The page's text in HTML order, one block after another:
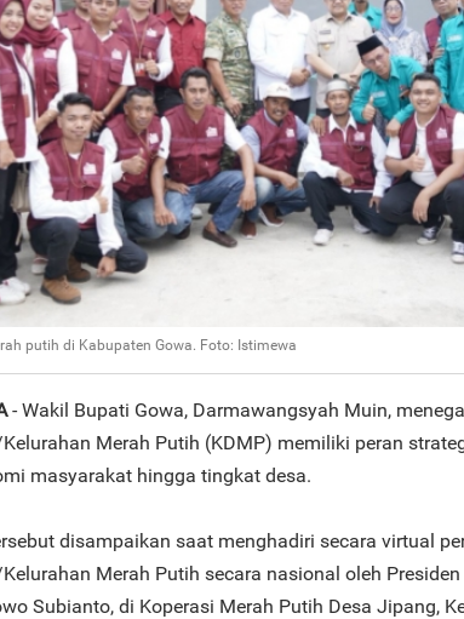
putih di Kabupaten Gowa. Foto: Istimewa
- Wakil Bupati Gowa, Darmawangsyah Muin,
Merah Putih (KDMP) memiliki peran
masyarakat hingga tingkat desa.
disampaikan saat menghadiri secara virtual
Merah Putih secara nasional oleh
Subianto, di Koperasi Merah Putih Desa Jipang,